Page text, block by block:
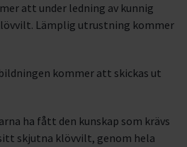
att under ledning av kunnig
Lämplig utrustning kommer
kommer att skickas ut
ha fått den kunskap som krävs
skjutna klövvilt, genom hela